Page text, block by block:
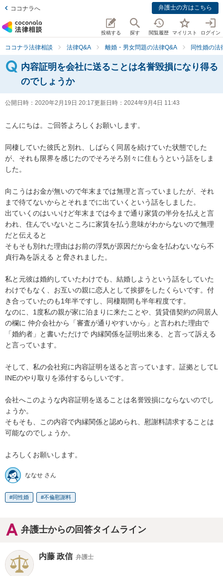
ココナラへ 弁護士の方はこちら
投稿する 探す 閲覧履歴 マイリスト ログイン
ココナラ法律相談 法律Q&A 離婚・男女問題の法律Q&A 同性婚の法
内容証明を会社に送ることは名誉毀損になり得る
のでしょうか
公開日時： 2020年2月19日 20:17更新日時： 2024年9月4日 11:43
こんにちは。ご回答よろしくお願いします。
同棲していた彼氏と別れ、しばらく同居を続けていた状態でした
が、それも限界を感じたのでそろそろ別々に住もうという話をしま
した。
向こうはお金が無いので年末までは無理と言っていましたが、それ
まで待てないからとそれまでに出ていくという話をしました。
出ていくのはいいけど年末までは今まで通り家賃の半分を払えと言
われ、住んでいないところに家賃を払う意味がわからないので無理
だと伝えると
そもそも別れた理由はお前の浮気が原因だから金を払わないなら不
貞行為を訴える と脅されました。
私と元彼は婚約していたわけでも、結婚しようという話をしていた
わけでもなく、お互いの親に恋人として挨拶をしたくらいです。付
き合っていたのも1年半ですし、同棲期間も半年程度です。
なのに、1度私の親が家に泊まりに来たことや、賃貸借契約の同居人
の欄に 仲介会社から「審査が通りやすいから」と言われた理由で
「婚約者」と書いただけで 内縁関係を証明出来る、と言って訴える
と言っています。
そして、私の会社宛に内容証明を送ると言っています。証拠としてL
INEのやり取りを添付するらしいです。
会社へこのような内容証明を送ることは名誉毀損にならないのでし
ょうか。
そもそも、この内容で内縁関係と認められ、慰謝料請求することは
可能なのでしょうか。
よろしくお願いします。
ななせ さん
同性婚 不倫慰謝料
弁護士からの回答タイムライン
内藤 政信 弁護士